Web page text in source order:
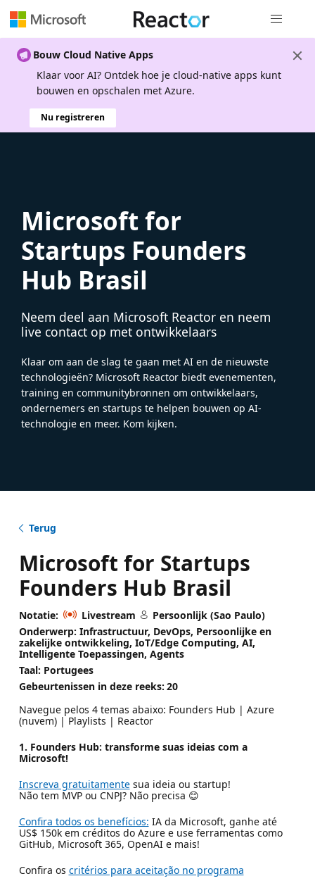
Bouw Cloud Native Apps
Klaar voor AI? Ontdek hoe je cloud-native apps kunt
bouwen en opschalen met Azure.
Nu registreren
Microsoft for
Startups Founders
Hub Brasil
Neem deel aan Microsoft Reactor en neem
live contact op met ontwikkelaars
Klaar om aan de slag te gaan met AI en de nieuwste
technologieën? Microsoft Reactor biedt evenementen,
training en communitybronnen om ontwikkelaars,
ondernemers en startups te helpen bouwen op AI-
technologie en meer. Kom kijken.
Terug
Microsoft for Startups
Founders Hub Brasil
Notatie: Livestream
Persoonlijk (Sao Paulo)
Onderwerp: Infrastructuur, DevOps, Persoonlijke en
zakelijke ontwikkeling, IoT/Edge Computing, AI,
Intelligente Toepassingen, Agents
Taal: Portugees
Gebeurtenissen in deze reeks: 20
Navegue pelos 4 temas abaixo: Founders Hub | Azure
(nuvem) | Playlists | Reactor
1. Founders Hub: transforme suas ideias com a
Microsoft!
Inscreva gratuitamentesua ideia ou startup!
Não tem MVP ou CNPJ? Não precisa 😊
Confira todos os benefícios: IA da Microsoft, ganhe até
US$ 150k em créditos do Azure e use ferramentas como
GitHub, Microsoft 365, OpenAI e mais!
Confira os critérios para aceitação no programa